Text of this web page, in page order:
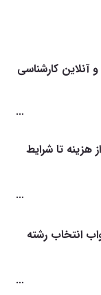
آنلاین کارشناسی
تا شرایط
ارشد 1404 - زمان جواب انتخاب رشته